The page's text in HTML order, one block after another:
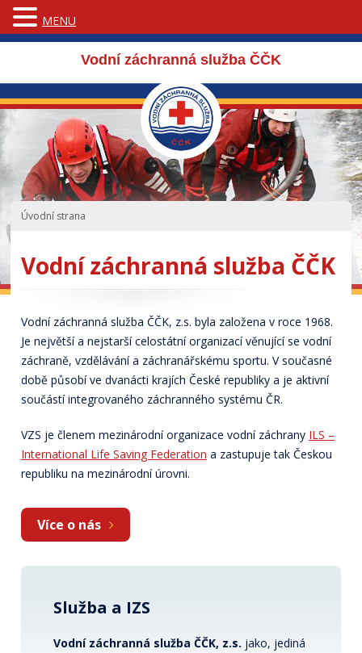
Vodní záchranná služba ČČK
Úvodní strana
Vodní záchranná služba ČČK
Vodní záchranná služba ČČK, z.s. byla založena v roce 1968.
Je největší a nejstarší celostátní organizací věnující se vodní
záchraně, vzdělávání a záchranářskému sportu. V současné
době působí ve dvanácti krajích České republiky a je aktivní
součástí integrovaného záchranného systému ČR.
VZS je členem mezinárodní organizace vodní záchrany ILS –
International Life Saving Federation a zastupuje tak Českou
republiku na mezinárodní úrovni.
Více o nás
Služba a IZS
Vodní záchranná služba ČČK, z.s. jako, jediná
MENU